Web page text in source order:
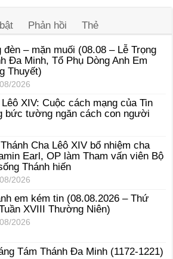
Phản hồi Thẻ
đèn – mặn muối (08.08 – Lễ Trọng
Đa Minh, Tổ Phụ Dòng Anh Em
Thuyết)
2026
XIV: Cuộc cách mạng của Tin
bức tường ngăn cách con người
Cha Lêô XIV bổ nhiệm cha
Earl, OP làm Tham vấn viên Bộ
Thánh hiến
2026
em kém tin (08.08.2026 – Thứ
XVIII Thường Niên)
2026
Tám Thánh Ða Minh (1172-1221)